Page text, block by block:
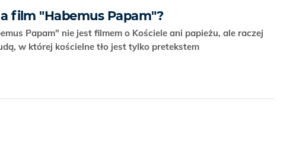
film "Habemus Papam"?
Papam" nie jest filmem o Kościele ani papieżu, ale raczej
w której kościelne tło jest tylko pretekstem